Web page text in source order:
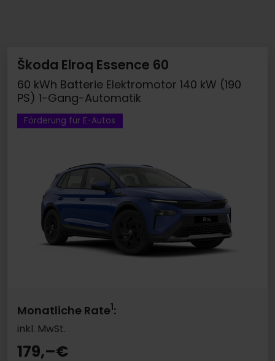
Škoda Elroq Essence 60
60 kWh Batterie Elektromotor 140 kW (190
PS) 1-Gang-Automatik
Förderung für E-Autos
Monatliche Rate1:
inkl. MwSt.
179,–€